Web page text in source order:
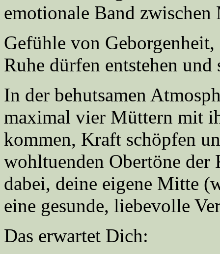
emotionale Band
Gefühle von
Ruhe dürfen entstehen
In der behutsamen
maximal vier Müttern mit
kommen, Kraft schöpfen
wohltuenden Obertöne der
dabei, deine eigene Mitte
eine gesunde, liebevolle
Das erwartet Dich: